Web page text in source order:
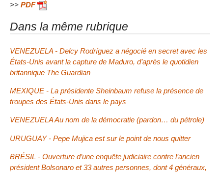
>> PDF
Dans la même rubrique
VENEZUELA - Delcy Rodríguez a négocié en secret avec les
États-Unis avant la capture de Maduro, d’après le quotidien
britannique The Guardian
MEXIQUE - La présidente Sheinbaum refuse la présence de
troupes des États-Unis dans le pays
VENEZUELA Au nom de la démocratie (pardon… du pétrole)
URUGUAY - Pepe Mujica est sur le point de nous quitter
BRÉSIL - Ouverture d’une enquête judiciaire contre l’ancien
président Bolsonaro et 33 autres personnes, dont 4 généraux,